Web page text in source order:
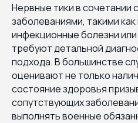
Нервные тики в сочетании
заболеваниями, такими
инфекционные болезни
требуют детальной
подхода. В большинстве
оценивают не только
состояние здоровья
сопутствующих
выполнять военные